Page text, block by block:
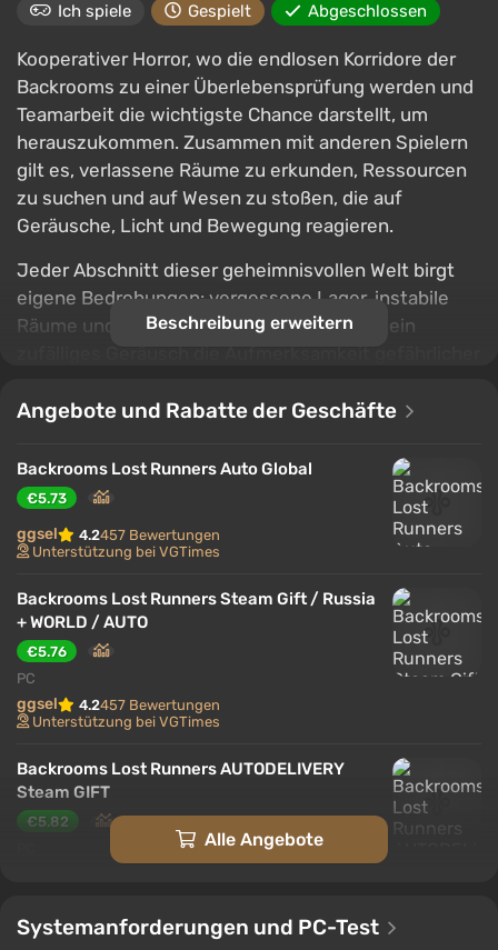
Ich spiele Gespielt Abgeschlossen
Kooperativer Horror, wo die endlosen Korridore der
Backrooms zu einer Überlebensprüfung werden und
Teamarbeit die wichtigste Chance darstellt, um
herauszukommen. Zusammen mit anderen Spielern
gilt es, verlassene Räume zu erkunden, Ressourcen
zu suchen und auf Wesen zu stoßen, die auf
Geräusche, Licht und Bewegung reagieren.
Jeder Abschnitt dieser geheimnisvollen Welt birgt
eigene Bedrohungen: vergessene Lager, instabile
Räume und dunkle Durchgänge, wo selbst ein
Rätseln, die Verteilung von Vorräten und vorsichtiges
Fehler kann die Gruppe spalten und den Verlauf des
Überlebens verändern.
Beschreibung erweitern
Angebote und Rabatte der Geschäfte
Backrooms Lost Runners Auto Global
€5.73
ggsel 4.2457 Bewertungen
Unterstützung bei VGTimes
Backrooms Lost Runners Steam Gift / Russia
+ WORLD / AUTO
€5.76
PC
ggsel 4.2457 Bewertungen
Unterstützung bei VGTimes
Backrooms Lost Runners AUTODELIVERY
Steam GIFT
€5.82
Backrooms Lost Runners STEAM GIFT
Alle Angebote
Systemanforderungen und PC-Test